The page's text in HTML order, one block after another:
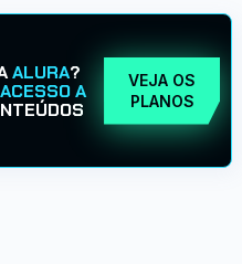
ALURA?
ACESSO A
VEJA OS
PLANOS